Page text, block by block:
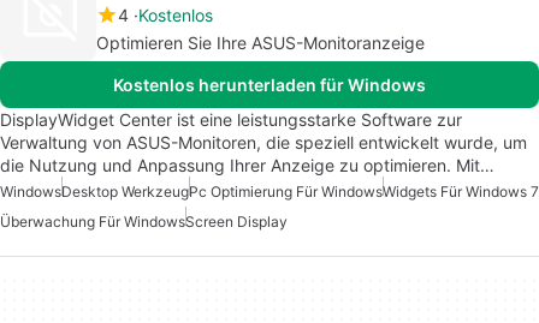
4 Kostenlos
Optimieren Sie Ihre ASUS-Monitoranzeige
Kostenlos herunterladen für Windows
DisplayWidget Center ist eine leistungsstarke Software zur
Verwaltung von ASUS-Monitoren, die speziell entwickelt wurde, um
die Nutzung und Anpassung Ihrer Anzeige zu optimieren. Mit…
WindowsDesktop WerkzeugPc Optimierung Für WindowsWidgets Für Windows 7
Überwachung Für WindowsScreen Display